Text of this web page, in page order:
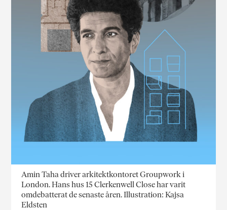
Amin Taha driver arkitektkontoret Groupwork i
London. Hans hus 15 Clerkenwell Close har varit
omdebatterat de senaste åren. Illustration: Kajsa
Eldsten